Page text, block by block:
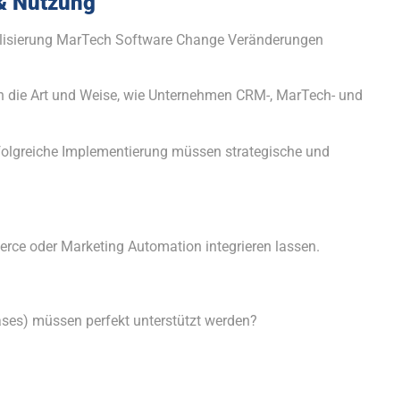
MarTech Software Change Veränderungen
Art und Weise, wie Unternehmen CRM-, MarTech- und
Implementierung müssen strategische und
oder Marketing Automation integrieren lassen.
müssen perfekt unterstützt werden?